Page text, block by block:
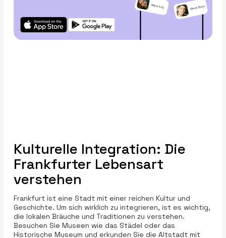
Kulturelle Integration: Die
Frankfurter Lebensart
verstehen
Frankfurt ist eine Stadt mit einer reichen Kultur und
Geschichte. Um sich wirklich zu integrieren, ist es wichtig,
die lokalen Bräuche und Traditionen zu verstehen.
Besuchen Sie Museen wie das Städel oder das
Historische Museum und erkunden Sie die Altstadt mit